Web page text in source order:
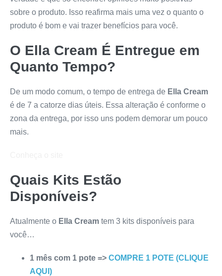
sobre o produto. Isso reafirma mais uma vez o quanto o
produto é bom e vai trazer benefícios para você.
O Ella Cream É Entregue em
Quanto Tempo?
De um modo comum, o tempo de entrega de Ella Cream
é de 7 a catorze dias úteis. Essa alteração é conforme o
zona da entrega, por isso uns podem demorar um pouco
mais.
Quais Kits Estão
Disponíveis?
Atualmente o Ella Cream tem 3 kits disponíveis para
você…
1 mês com 1 pote => COMPRE 1 POTE (CLIQUE
AQUI)